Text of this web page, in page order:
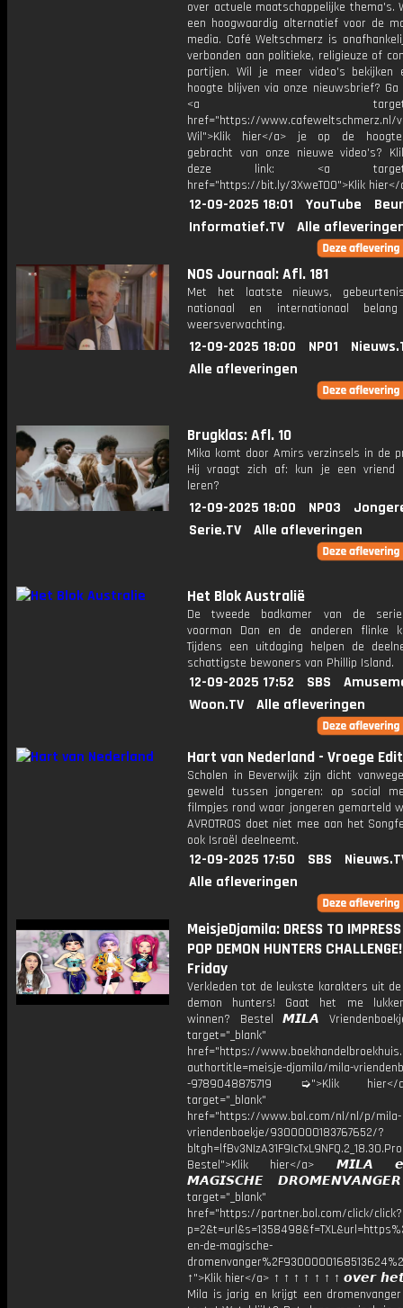
over actuele maatschappelijke thema's.
een hoogwaardig alternatief voor de
media. Café Weltschmerz is
verbonden aan politieke, religieuze of
partijen. Wil je meer video's bekijken
hoogte blijven via onze nieuwsbrief? Ga
<a
href="https://www.cafeweltschmerz.nl/
Wil">Klik hier</a> je op de
gebracht van onze nieuwe video's?
deze link: <a
href="https://bit.ly/3XweTO0">Klik hier</
12-09-2025 18:01 YouTube
Informatief.TV
Alle
NOS Journaal: Afl. 181
Met het laatste nieuws,
nationaal en internationaal
weersverwachting.
12-09-2025 18:00 NPO1
Alle afleveringen
Brugklas: Afl. 10
Mika komt door Amirs verzinsels in de
Hij vraagt zich af: kun je een vriend
leren?
12-09-2025 18:00 NPO3
Serie.TV
Alle afleveringen
Het Blok Australië
De tweede badkamer van de
voorman Dan en de anderen flinke
Tijdens een uitdaging helpen de
schattigste bewoners van Phillip Island.
12-09-2025 17:52 SBS
Woon.TV
Alle afleveringen
Hart van Nederland - Vroege
Scholen in Beverwijk zijn dicht
geweld tussen jongeren: op social
filmpjes rond waar jongeren gemarteld
AVROTROS doet niet mee aan het
ook Israël deelneemt.
12-09-2025 17:50 SBS
Alle afleveringen
MeisjeDjamila: DRESS TO
POP DEMON HUNTERS
Friday
Verkleden tot de leukste karakters uit
demon hunters! Gaat het me
winnen? Bestel 𝙈𝙄𝙇𝘼
target="_blank"
href="https://
authortitle=meisje-djamila/mila-
-9789048875719 ➭">Klik
target="_blank"
href="https://www.bol.com/nl/nl/p/mila-
vriendenboekje/9300000183767652/?
Bestel">Klik hier</a>
𝙈𝘼𝙂𝙄𝙎𝘾𝙃𝙀
target="_blank"
href="https://partner.bol.com/click/click?
en-de-magische-
↑">Klik hier</a> ↑ ↑ ↑ ↑ ↑ ↑ ↑ 𝙤𝙫𝙚𝙧
Mila is jarig en krijgt een